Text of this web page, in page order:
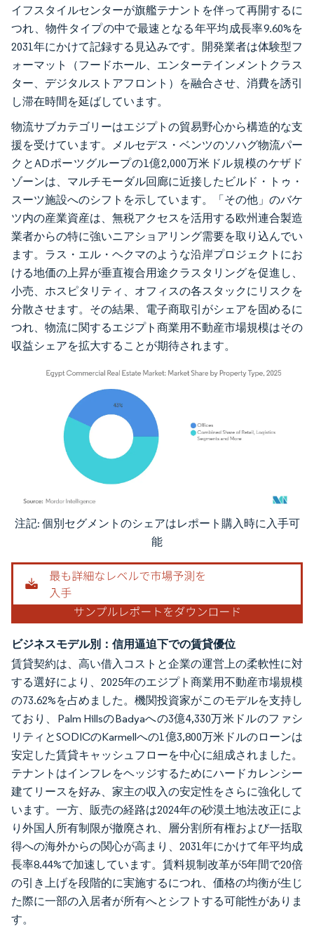
イフスタイルセンターが旗艦テナントを伴って再開するに
つれ、物件タイプの中で最速となる年平均成長率9.60%を
2031年にかけて記録する見込みです。開発業者は体験型フ
ォーマット（フードホール、エンターテインメントクラス
ター、デジタルストアフロント）を融合させ、消費を誘引
し滞在時間を延ばしています。
物流サブカテゴリーはエジプトの貿易野心から構造的な支
援を受けています。メルセデス・ベンツのソハグ物流パー
クとADポーツグループの1億2,000万米ドル規模のケザド
ゾーンは、マルチモーダル回廊に近接したビルド・トゥ・
スーツ施設へのシフトを示しています。「その他」のバケ
ツ内の産業資産は、無税アクセスを活用する欧州連合製造
業者からの特に強いニアショアリング需要を取り込んでい
ます。ラス・エル・ヘクマのような沿岸プロジェクトにお
ける地価の上昇が垂直複合用途クラスタリングを促進し、
小売、ホスピタリティ、オフィスの各スタックにリスクを
分散させます。その結果、電子商取引がシェアを固めるに
つれ、物流に関するエジプト商業用不動産市場規模はその
収益シェアを拡大することが期待されます。
画像 © Mordor Intelligence。再利用にはCC BY 4.0の表示が必要です。
注記: 個別セグメントのシェアはレポート購入時に入手可
能
ビジネスモデル別：信用逼迫下での賃貸優位
賃貸契約は、高い借入コストと企業の運営上の柔軟性に対
する選好により、2025年のエジプト商業用不動産市場規模
の73.62%を占めました。機関投資家がこのモデルを支持し
ており、Palm HillsのBadyaへの3億4,330万米ドルのファシ
リティとSODICのKarmellへの1億3,800万米ドルのローンは
安定した賃貸キャッシュフローを中心に組成されました。
テナントはインフレをヘッジするためにハードカレンシー
建てリースを好み、家主の収入の安定性をさらに強化して
います。一方、販売の経路は2024年の砂漠土地法改正によ
り外国人所有制限が撤廃され、層分割所有権および一括取
得への海外からの関心が高まり、2031年にかけて年平均成
長率8.44%で加速しています。賃料規制改革が5年間で20倍
の引き上げを段階的に実施するにつれ、価格の均衡が生じ
た際に一部の入居者が所有へとシフトする可能性がありま
す。